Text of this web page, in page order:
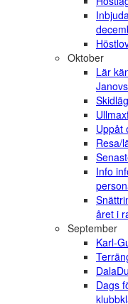
Oktober
Lär
Uppåt
Resa/
Info
året i
September
Karl-
Dags